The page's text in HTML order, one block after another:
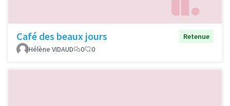
Café des beaux jours
Retenue
Hélène VIDAUD
0 0